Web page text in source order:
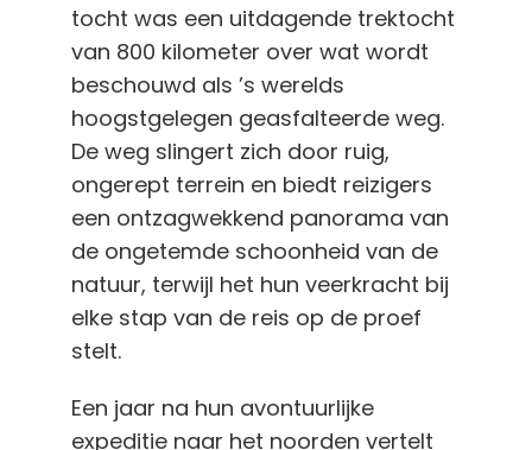
tocht was een uitdagende trektocht
van 800 kilometer over wat wordt
beschouwd als ’s werelds
hoogstgelegen geasfalteerde weg.
De weg slingert zich door ruig,
ongerept terrein en biedt reizigers
een ontzagwekkend panorama van
de ongetemde schoonheid van de
natuur, terwijl het hun veerkracht bij
elke stap van de reis op de proef
stelt.
Een jaar na hun avontuurlijke
expeditie naar het noorden vertelt